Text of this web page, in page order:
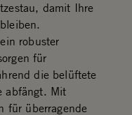
damit Ihre
robuster
für
die belüftete
abfängt. Mit
für überragende